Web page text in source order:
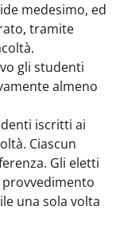
medesimo, ed
tramite
gli studenti
almeno
iscritti ai
Ciascun
Gli eletti
una sola volta